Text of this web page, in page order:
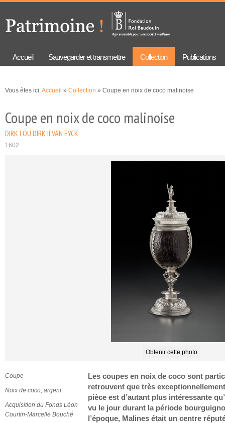
principal
Accueil Sauvegarder et transmettre Collection Publications
Vous êtes ici:Accueil » Collection » Coupe en noix de coco malinoise
Coupe en noix de coco malinoise
DIRK I OU DIRK II VAN EYCK
1602
Obtenir cette photo
Les coupes en noix de coco sont
retrouvent que très
pièce est d’autant plus intéressante
vu le jour durant la période
l’époque, Malines était un centre
Coupe
Noix de coco, argent
Acquisition du Fonds Léon
Courtin-Marcelle Bouché